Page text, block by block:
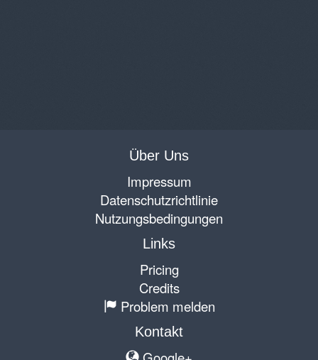
Über Uns
Impressum
Datenschutzrichtlinie
Nutzungsbedingungen
Links
Pricing
Credits
Problem melden
Kontakt